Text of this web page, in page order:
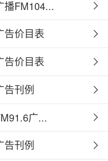
播FM104...
告价目表
告价目表
告刊例
广...
告刊例